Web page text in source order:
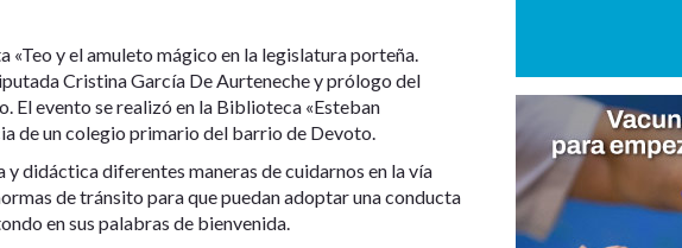
«Teo y el amuleto mágico en la legislatura porteña.
Cristina García De Aurteneche y prólogo del
El evento se realizó en la Biblioteca «Esteban
de un colegio primario del barrio de Devoto.
didáctica diferentes maneras de cuidarnos en la vía
de tránsito para que puedan adoptar una conducta
en sus palabras de bienvenida.